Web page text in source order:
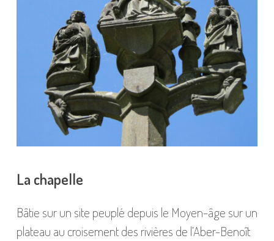
La chapelle
Bâtie sur un site peuplé depuis le Moyen-âge sur un
plateau au croisement des rivières de l’Aber-Benoît